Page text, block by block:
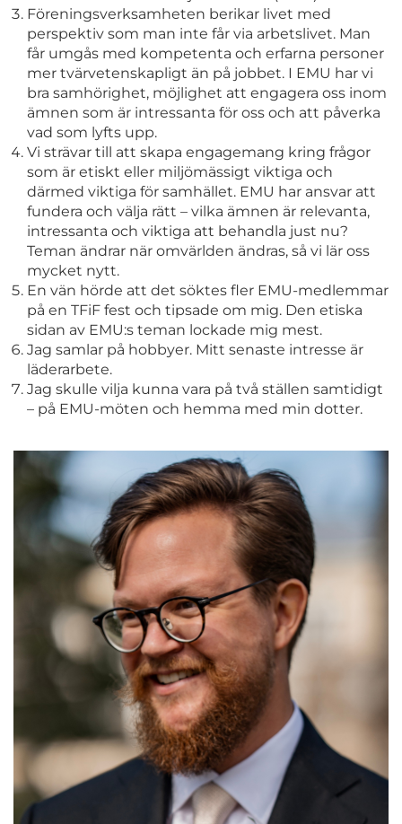
Föreningsverksamheten berikar livet med
perspektiv som man inte får via arbetslivet. Man
får umgås med kompetenta och erfarna personer
mer tvärvetenskapligt än på jobbet. I EMU har vi
bra samhörighet, möjlighet att engagera oss inom
ämnen som är intressanta för oss och att påverka
vad som lyfts upp.
Vi strävar till att skapa engagemang kring frågor
som är etiskt eller miljömässigt viktiga och
därmed viktiga för samhället. EMU har ansvar att
fundera och välja rätt – vilka ämnen är relevanta,
intressanta och viktiga att behandla just nu?
Teman ändrar när omvärlden ändras, så vi lär oss
mycket nytt.
En vän hörde att det söktes fler EMU-medlemmar
på en TFiF fest och tipsade om mig. Den etiska
sidan av EMU:s teman lockade mig mest.
Jag samlar på hobbyer. Mitt senaste intresse är
läderarbete.
Jag skulle vilja kunna vara på två ställen samtidigt
– på EMU-möten och hemma med min dotter.